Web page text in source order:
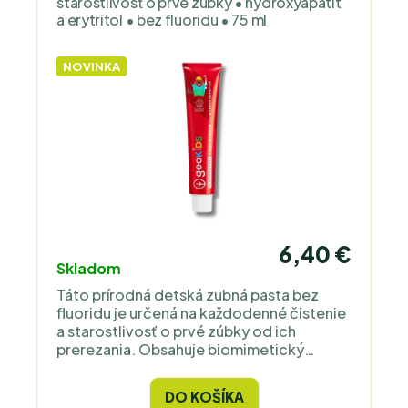
a erytritol • bez fluoridu • 75 ml
NOVINKA
Skladom
6,40 €
Táto prírodná detská zubná pasta bez
fluoridu je určená na každodenné čistenie
a starostlivosť o prvé zúbky od ich
prerezania. Obsahuje biomimetický
jahodová príchuť z prírodných extraktov
DO KOŠÍKA